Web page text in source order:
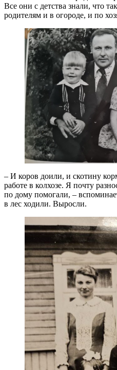
Все они с детства знали, что
родителям и в огороде, и по
– И коров доили, и скотину
работе в колхозе. Я почту
по дому помогали, –
в лес ходили. Выросли.